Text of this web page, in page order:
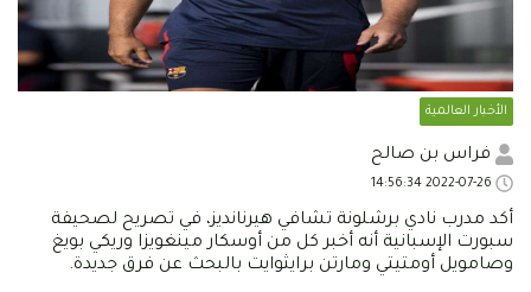
الأخبار العالمية
فراس بن صالح
أكد مدرب نادي برشلونة تشافي هيرنانديز، في تصريح لصحيفة
سبورت الإسبانية أنه أخبر كل من أوسكار مينغويزا وريكي بويغ
وصامويل أومتيتي ومارتن برايثوايت بالبحث عن فرق جديدة.